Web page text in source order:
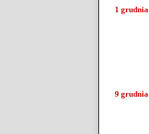
1 grudnia
9 grudnia